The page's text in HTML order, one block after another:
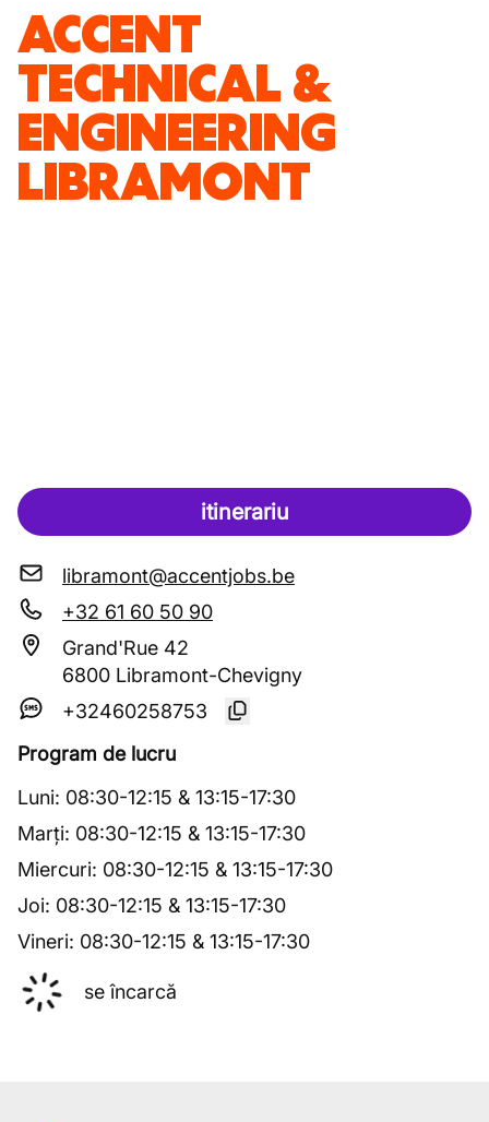
ACCENT
TECHNICAL &
ENGINEERING
LIBRAMONT
itinerariu
libramont@accentjobs.be
+32 61 60 50 90
Grand'Rue 42
6800 Libramont-Chevigny
+32460258753
Program de lucru
Luni: 08:30-12:15 & 13:15-17:30
Marți: 08:30-12:15 & 13:15-17:30
Miercuri: 08:30-12:15 & 13:15-17:30
Joi: 08:30-12:15 & 13:15-17:30
Vineri: 08:30-12:15 & 13:15-17:30
se încarcă